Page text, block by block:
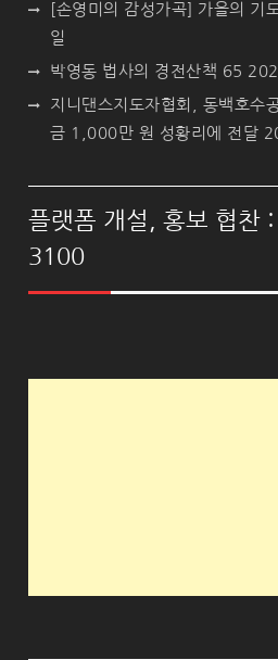
[손영미의 감성가곡] 가을의 기
일
박영동 법사의 경전산책 65
지니댄스지도자협회, 동백호수
금 1,000만 원 성황리에 전달
플랫폼 개설, 홍보 협찬
3100